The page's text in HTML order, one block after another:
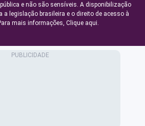
e não são sensíveis. A disponibilização
a legislação brasileira e o direito de acesso à
mais informações, Clique aqui.